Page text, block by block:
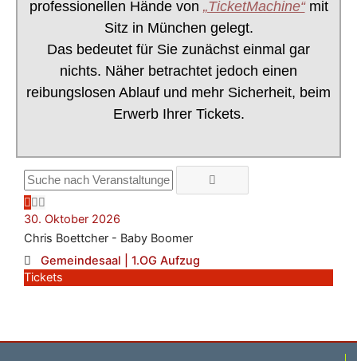
professionellen Hände von „TicketMachine“mit
Sitz in München gelegt.
Das bedeutet für Sie zunächst einmal gar
nichts. Näher betrachtet jedoch einen
reibungslosen Ablauf und mehr Sicherheit, beim
Erwerb Ihrer Tickets.
30. Oktober 2026
Chris Boettcher - Baby Boomer
Gemeindesaal | 1.OG Aufzug
Tickets